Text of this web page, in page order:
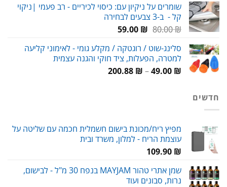
שומרים על ניקיון עם: כיסוי לכיריים - רב פעמי |ניקוי
קל - ב-3 צבעים לבחירה
80.00₪
המחיר
היה:
80.00 ₪.
59.00 ₪
המחיר
הוא:
59.00 ₪.
סלינג-שוט / רוגטקה / מקלע גומי - לאימוני קליעה
למטרה, הפעלות, ציד חוקי והגנה עצמית
49.00 ₪
–
200.88 ₪
טווח
חדשים
מפיץ ריח/מכונת בישום חשמלית חכמה עם שליטה על
עוצמת הריח - למלון, משרד ובית
109.90 ₪
שמן אתרי טהור MAYJAM בנפח 30 מ"ל - לבישום,
נרות, סבונים ועוד